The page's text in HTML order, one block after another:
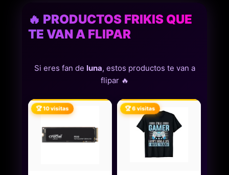
🔥 PRODUCTOS FRIKIS QUE
TE VAN A FLIPAR
Si eres fan de luna, estos productos te van a
flipar 🔥
🏆 10 visitas 🏆 6 visitas